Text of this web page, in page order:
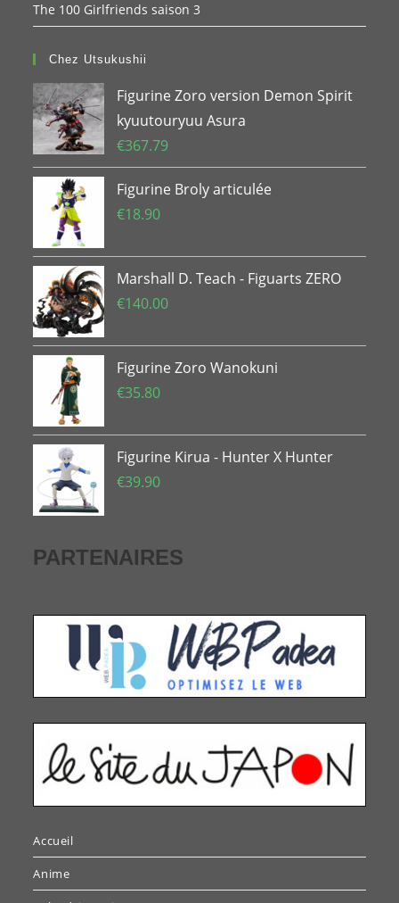
The 100 Girlfriends saison 3
Chez Utsukushii
Figurine Zoro version Demon Spirit
kyuutouryuu Asura
€367.79
Figurine Broly articulée
€18.90
Marshall D. Teach - Figuarts ZERO
€140.00
Figurine Zoro Wanokuni
€35.80
Figurine Kirua - Hunter X Hunter
€39.90
PARTENAIRES
Accueil
Anime